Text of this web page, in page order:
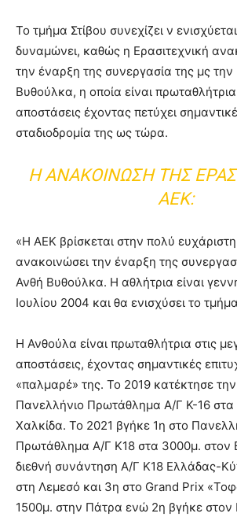
Το τμήμα Στίβου συνεχίζει ν
δυναμώνει, καθώς η Ερασιτεχνική
την έναρξη της συνεργασία της μς
Βυθούλκα, η οποία είναι
αποστάσεις έχοντας πετύχει
σταδιοδρομία της ως τώρα.
Η ΑΝΑΚΟΊΝΩΣΗ ΤΗΣ
ΑΕΚ:
«Η ΑΕΚ βρίσκεται στην πολύ
ανακοινώσει την έναρξη της
Ανθή Βυθούλκα. Η αθλήτρια είναι
Ιουλίου 2004 και θα ενισχύσει το
Η Ανθούλα είναι πρωταθλήτρια στις
αποστάσεις, έχοντας σημαντικές
«παλμαρέ» της. Το 2019 κατέκτησε
Πανελλήνιο Πρωτάθλημα Α/Γ Κ-16 στα
Χαλκίδα. Το 2021 βγήκε 1η στο
Πρωτάθλημα Α/Γ Κ18 στα 3000μ. στον
διεθνή συνάντηση Α/Γ Κ18 Ελλάδας-
στη Λεμεσό και 3η στο Grand Prix
1500μ. στην Πάτρα ενώ 2η βγήκε στον